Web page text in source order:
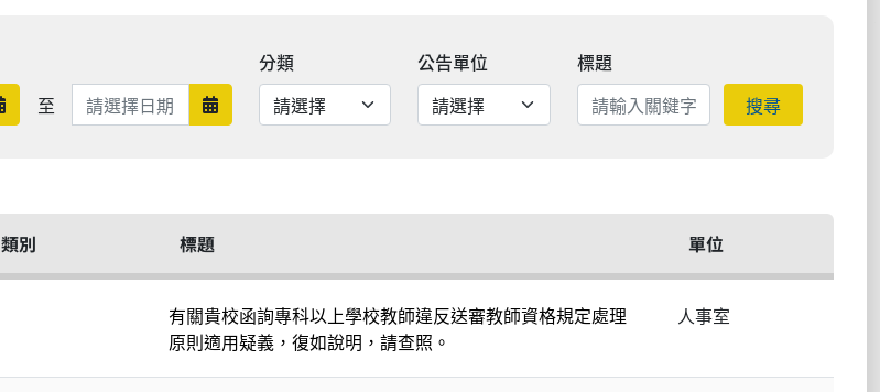
日期範圍開始
至 日期範圍結束 日期範圍結束
分類 公告單位
標題
搜尋
類別 標題 單位
有關貴校函詢專科以上學校教師違反送審教師資格規定處理
原則適用疑義，復如說明，請查照。
人事室